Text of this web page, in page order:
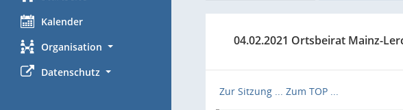
Kalender
Organisation
Datenschutz
04.02.2021 Ortsbeirat Mainz-
Zur Sitzung ... Zum TOP ...